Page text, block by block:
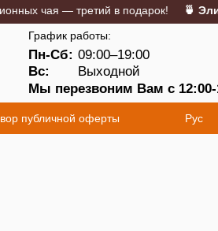
чая — третий в подарок!🍵
График работы:
Пн-Сб: 09:00–19:00
Вс:
Выходной
Мы перезвоним Вам с 12:00-
публичной оферты
Рус